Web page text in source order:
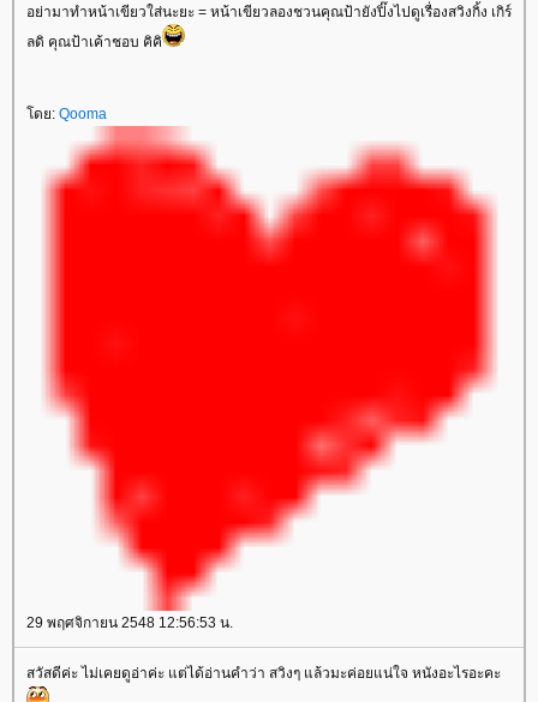
อย่ามาทำหน้าเขียวใส่นะยะ = หน้าเขียวลองชวนคุณป้ายังปิ๊งไปดูเรื่องสวิงกิ้ง เกิร์
ลดิ คุณป้าเค้าชอบ คิคิ
ดย: Qooma
29 พฤศจิกายน 2548 12:56:53 น.
สวัสดีค่ะ ไม่เคยดูอ่าค่ะ แต่ได้อ่านคำว่า สวิงๆ แล้วมะค่อยแน่ใจ หนังอะไรอะคะ